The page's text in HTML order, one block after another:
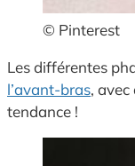
© Pinterest
Les différentes
l’avant-bras, avec
tendance !